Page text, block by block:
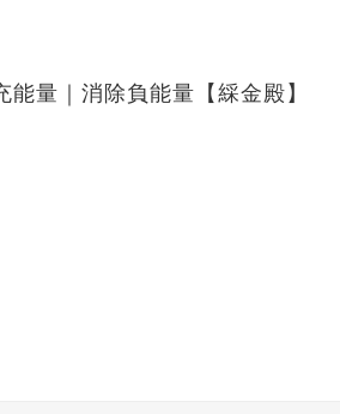
量｜消除負能量【綵金殿】